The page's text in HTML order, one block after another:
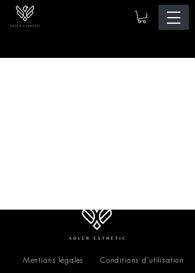
Mentions légales Conditions d'utilisation